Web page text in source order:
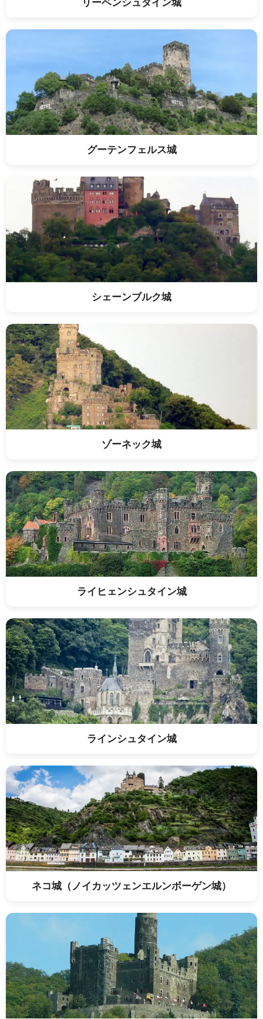
リーベンシュタイン城
グーテンフェルス城
シェーンブルク城
ゾーネック城
ライヒェンシュタイン城
ラインシュタイン城
ネコ城（ノイカッツェンエルンボーゲン城）